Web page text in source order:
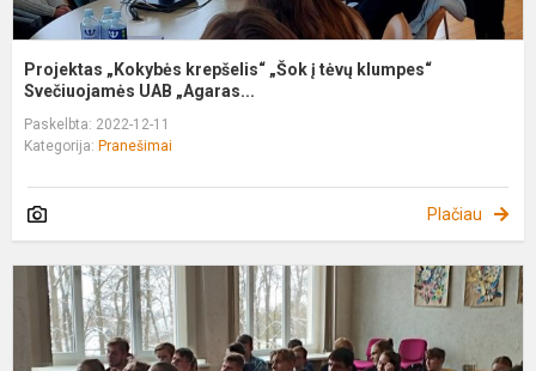
Projektas „Kokybės krepšelis“ „Šok į tėvų klumpes“
Svečiuojamės UAB „Agaras...
Paskelbta: 2022-12-11
Kategorija: Pranešimai
Plačiau